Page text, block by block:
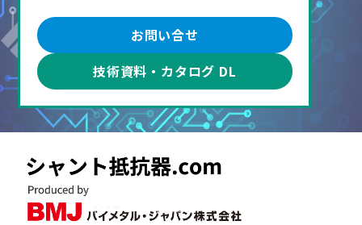
お問い合せ
技術資料・カタログ DL